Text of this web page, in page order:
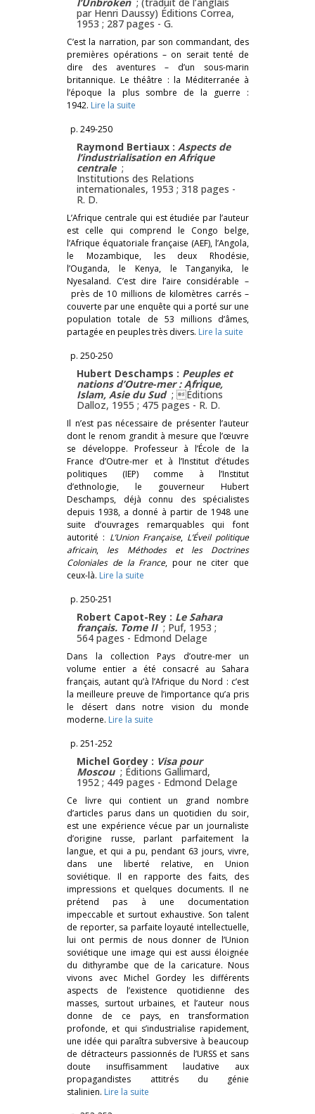
par Henri Daussy) Éditions Correa,
1953 ; 287 pages - G.
C’est la narration, par son commandant, des
premières opérations – on serait tenté de
dire des aventures – d’un sous-marin
britannique. Le théâtre : la Méditerranée à
l’époque la plus sombre de la guerre :
1942. Lire la suite
p. 249-250
Raymond Bertiaux : Aspects de
l’industrialisation en Afrique
centrale ;
Institutions des Relations
internationales, 1953 ; 318 pages -
R. D.
L’Afrique centrale qui est étudiée par l’auteur
est celle qui comprend le Congo belge,
l’Afrique équatoriale française (AEF), l’Angola,
le Mozambique, les deux Rhodésie,
l’Ouganda, le Kenya, le Tanganyika, le
Nyesaland. C’est dire l’aire considérable –
près de 10 millions de kilomètres carrés –
couverte par une enquête qui a porté sur une
population totale de 53 millions d’âmes,
partagée en peuples très divers. Lire la suite
p. 250-250
Hubert Deschamps : Peuples et
nations d’Outre-mer : Afrique,
Islam, Asie du Sud ; Éditions
Dalloz, 1955 ; 475 pages - R. D.
Il n’est pas nécessaire de présenter l’auteur
dont le renom grandit à mesure que l’œuvre
se développe. Professeur à l’École de la
France d’Outre-mer et à l’Institut d’études
politiques (IEP) comme à l’Institut
d’ethnologie, le gouverneur Hubert
Deschamps, déjà connu des spécialistes
depuis 1938, a donné à partir de 1948 une
suite d’ouvrages remarquables qui font
autorité : L’Union Française, L’Éveil politique
africain, les Méthodes et les Doctrines
Coloniales de la France, pour ne citer que
ceux-là. Lire la suite
p. 250-251
Robert Capot-Rey : Le Sahara
français. Tome II ; Puf, 1953 ;
564 pages - Edmond Delage
Dans la collection Pays d’outre-mer un
volume entier a été consacré au Sahara
français, autant qu’à l’Afrique du Nord : c’est
la meilleure preuve de l’importance qu’a pris
le désert dans notre vision du monde
moderne. Lire la suite
p. 251-252
Michel Gordey : Visa pour
Moscou ; Éditions Gallimard,
1952 ; 449 pages - Edmond Delage
Ce livre qui contient un grand nombre
d’articles parus dans un quotidien du soir,
est une expérience vécue par un journaliste
d’origine russe, parlant parfaitement la
langue, et qui a pu, pendant 63 jours, vivre,
dans une liberté relative, en Union
soviétique. Il en rapporte des faits, des
impressions et quelques documents. Il ne
prétend pas à une documentation
impeccable et surtout exhaustive. Son talent
de reporter, sa parfaite loyauté intellectuelle,
lui ont permis de nous donner de l’Union
soviétique une image qui est aussi éloignée
du dithyrambe que de la caricature. Nous
vivons avec Michel Gordey les différents
aspects de l’existence quotidienne des
masses, surtout urbaines, et l’auteur nous
donne de ce pays, en transformation
profonde, et qui s’industrialise rapidement,
une idée qui paraîtra subversive à beaucoup
de détracteurs passionnés de l’URSS et sans
doute insuffisamment laudative aux
propagandistes attitrés du génie
stalinien. Lire la suite